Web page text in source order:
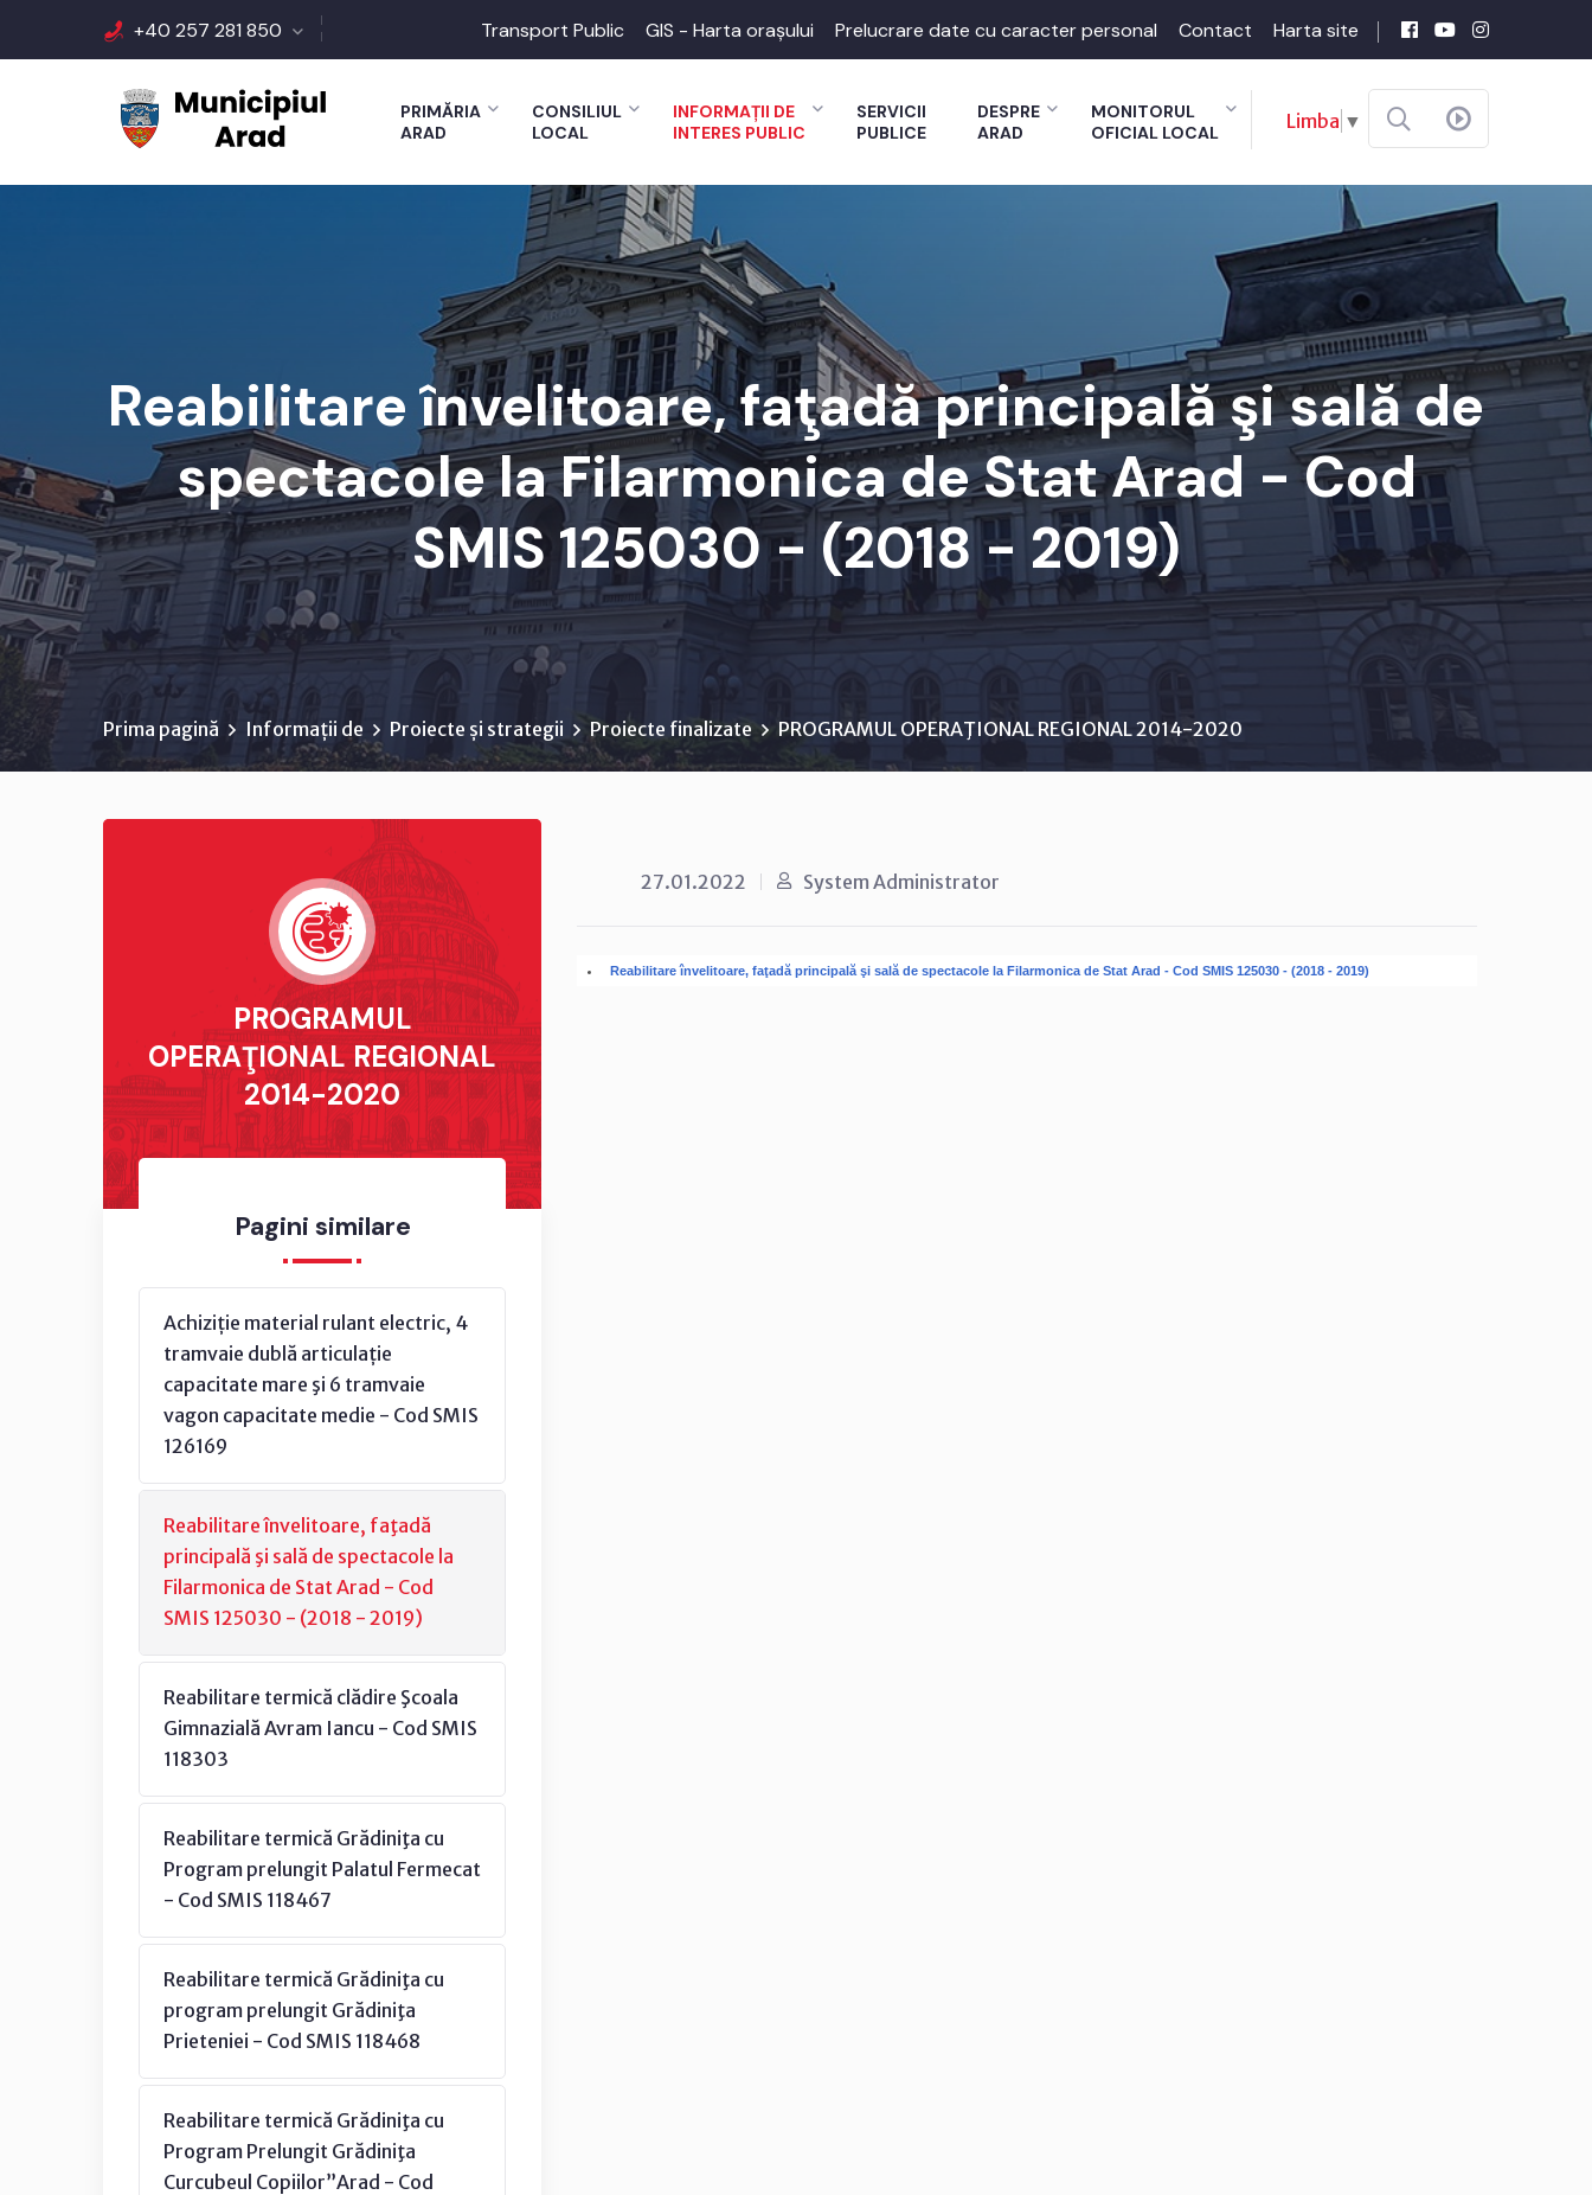
+40 257 281 850 Transport Public GIS - Harta orașului Prelucrare date cu caracter personal Contact Harta site
PRIMĂRIA
ARAD
CONSILIUL
LOCAL
INFORMAȚII DE
INTERES PUBLIC
SERVICII
PUBLICE
DESPRE
ARAD
MONITORUL
OFICIAL LOCAL
Limba ▼
Reabilitare învelitoare, faţadă principală şi sală de
spectacole la Filarmonica de Stat Arad - Cod
SMIS 125030 - (2018 - 2019)
Prima pagină Informații de Proiecte și strategii Proiecte finalizate PROGRAMUL OPERAŢIONAL REGIONAL 2014-2020
PROGRAMUL
OPERAŢIONAL REGIONAL
2014-2020
Pagini similare
Achiziție material rulant electric, 4
tramvaie dublă articulație
capacitate mare şi 6 tramvaie
vagon capacitate medie - Cod SMIS
126169
Reabilitare învelitoare, faţadă
principală şi sală de spectacole la
Filarmonica de Stat Arad - Cod
SMIS 125030 - (2018 - 2019)
Reabilitare termică clădire Şcoala
Gimnazială Avram Iancu - Cod SMIS
118303
Reabilitare termică Grădiniţa cu
Program prelungit Palatul Fermecat
- Cod SMIS 118467
Reabilitare termică Grădiniţa cu
program prelungit Grădiniţa
Prieteniei - Cod SMIS 118468
Reabilitare termică Grădiniţa cu
Program Prelungit Grădiniţa
Curcubeul Copiilor”Arad - Cod
27.01.2022 System Administrator
Reabilitare învelitoare, faţadă principală şi sală de spectacole la Filarmonica de Stat Arad - Cod SMIS 125030 - (2018 - 2019)